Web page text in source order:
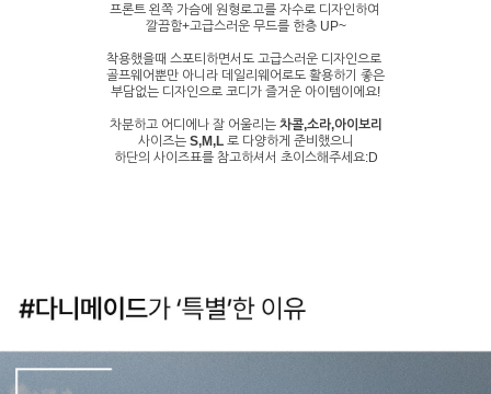
프론트 왼쪽 가슴에 원형로고를 자수로 디자인하여
깔끔함+고급스러운 무드를 한층 UP~
착용했을때 스포티하면서도 고급스러운 디자인으로
골프웨어뿐만 아니라 데일리웨어로도 활용하기 좋은
부담없는 디자인으로 코디가 즐거운 아이템이에요!
차분하고 어디에나 잘 어울리는 차콜,소라,아이보리
사이즈는 S,M,L로 다양하게 준비했으니
하단의 사이즈표를 참고하셔서 초이스해주세요:D